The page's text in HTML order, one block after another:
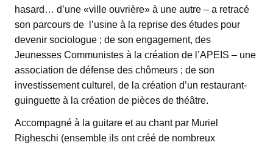
hasard… d’une «ville ouvrière» à une autre – a retracé
son parcours de l’usine à la reprise des études pour
devenir sociologue ; de son engagement, des
Jeunesses Communistes à la création de l’APEIS – une
association de défense des chômeurs ; de son
investissement culturel, de la création d’un restaurant-
guinguette à la création de pièces de théâtre.
Accompagné à la guitare et au chant par Muriel
Righeschi (ensemble ils ont créé de nombreux